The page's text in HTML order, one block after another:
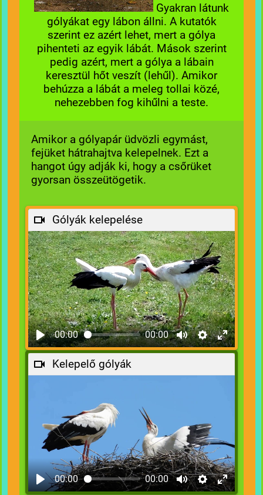
Gyakran látunk
gólyákat egy lábon állni. A kutatók
szerint ez azért lehet, mert a gólya
pihenteti az egyik lábát. Mások szerint
pedig azért, mert a gólya a lábain
keresztül hőt veszít (lehűl). Amikor
behúzza a lábát a meleg tollai közé,
nehezebben fog kihűlni a teste.
Amikor a gólyapár üdvözli egymást,
fejüket hátrahajtva kelepelnek. Ezt a
hangot úgy adják ki, hogy a csőrüket
gyorsan összeütögetik.
Gólyák kelepelése
00:00 00:00
Kelepelő gólyák
00:00 00:00